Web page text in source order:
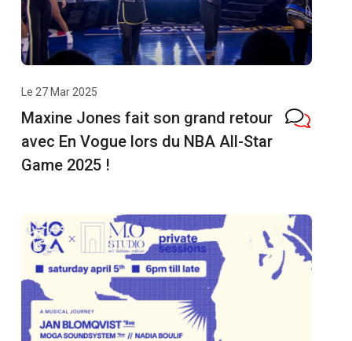
Le 27 Mar 2025
Maxine Jones fait son grand retour
avec En Vogue lors du NBA All-Star
Game 2025 !